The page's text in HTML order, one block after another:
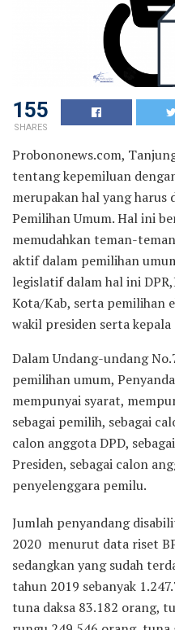
155
SHARES
Probononews.com,
tentang kepemiluan
merupakan hal yang harus
Pemilihan Umum. Hal ini
memudahkan teman-
aktif dalam pemilihan
legislatif dalam hal ini
Kota/Kab, serta pemilihan
wakil presiden serta kepala
Dalam Undang-undang
pemilihan umum,
mempunyai syarat,
sebagai pemilih, sebagai
calon anggota DPD,
Presiden, sebagai calon
penyelenggara pemilu.
Jumlah penyandang
2020 menurut data riset
sedangkan yang sudah
tahun 2019 sebanyak
tuna daksa 83.182 orang,